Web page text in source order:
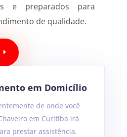
e preparados para
de qualidade.
em Domicílio
de onde você
em Curitiba irá
prestar assistência.